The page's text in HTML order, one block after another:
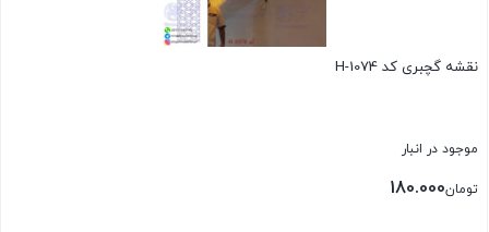
نقشه گچبری کد H-1074
موجود در انبار
تومان180.000